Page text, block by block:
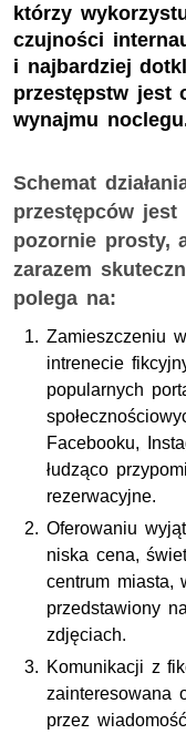
którzy
czujności
i najbardziej
przestępstw jest
wynajmu
Schemat
przestępców jest
pozornie prosty,
zarazem
polega na:
Zamieszczeniu w
intrenecie
popularnych
Facebooku,
łudząco
rezerwacyjne.
Oferowaniu
niska cena,
centrum miasta,
przedstawiony
zdjęciach.
Komunikacji z
zainteresowana
przez